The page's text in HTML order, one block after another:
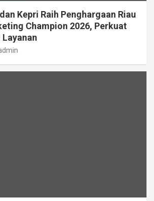
Kepri Raih Penghargaan Riau
Champion 2026, Perkuat